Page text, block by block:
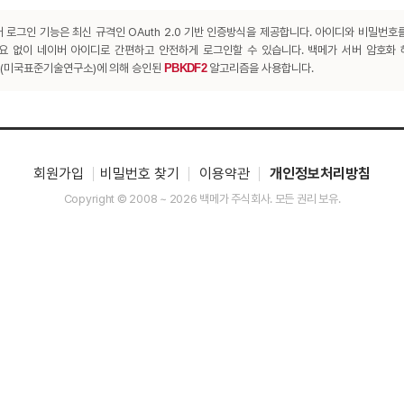
로그인 기능은 최신 규격인 OAuth 2.0 기반 인증방식을 제공합니다. 아이디와 비밀번호
없이 네이버 아이디로 간편하고 안전하게 로그인할 수 있습니다. 백메가 서버 암호화
국표준기술연구소)에 의해 승인된 PBKDF2알고리즘을 사용합니다.
회원가입 비밀번호 찾기 이용약관 개인정보처리방침
Copyright © 2008 ~ 2026 백메가 주식회사. 모든 권리 보유.